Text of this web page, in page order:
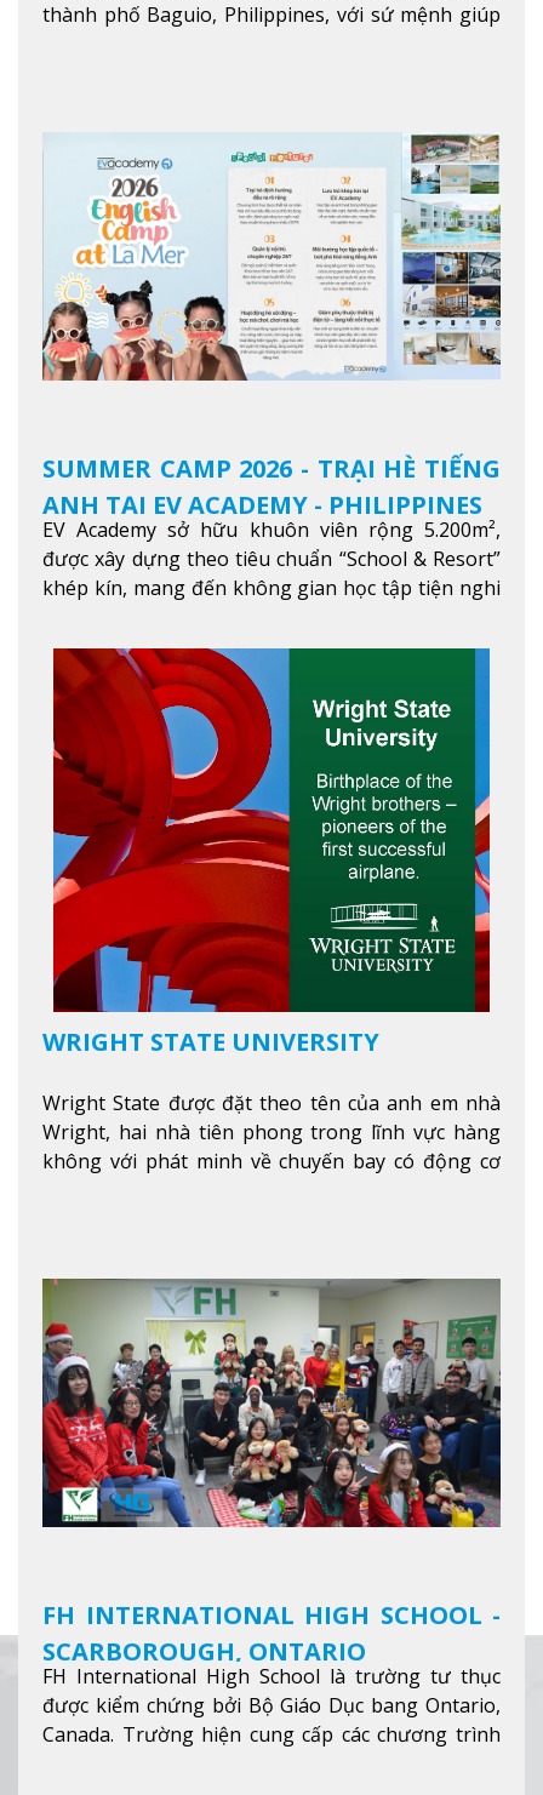
thành phố Baguio, Philippines, với sứ mệnh giúp
SUMMER CAMP 2026 - TRẠI HÈ TIẾNG
ANH TẠI EV ACADEMY - PHILIPPINES
EV Academy sở hữu khuôn viên rộng 5.200m²,
được xây dựng theo tiêu chuẩn “School & Resort”
khép kín, mang đến không gian học tập tiện nghi
ích hiện đạXem thêm
WRIGHT STATE UNIVERSITY
Wright State được đặt theo tên của anh em nhà
Wright, hai nhà tiên phong trong lĩnh vực hàng
không với phát minh về chuyến bay có động cơ
FH INTERNATIONAL HIGH SCHOOL -
SCARBOROUGH, ONTARIO
FH International High School là trường tư thục
được kiểm chứng bởi Bộ Giáo Dục bang Ontario,
Canada. Trường hiện cung cấp các chương trình